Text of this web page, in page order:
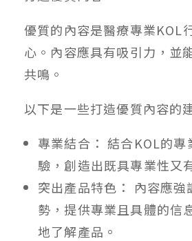
優質的內容是醫療專業KOL
心。內容應具有吸引力，並
共鳴。
以下是一些打造優質內容的
專業結合： 結合KOL的專
驗，創造出既具專業性又
突出產品特色： 內容應強
勢，提供專業且具體的信
地了解產品。